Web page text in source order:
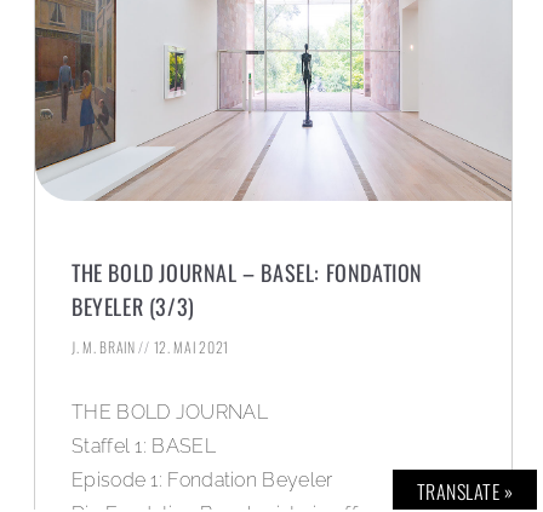
THE BOLD JOURNAL – BASEL: FONDATION
BEYELER (3/3)
J. M. BRAIN 12. MAI 2021
THE BOLD JOURNAL
Staffel 1: BASEL
Episode 1: Fondation Beyeler
TRANSLATE »